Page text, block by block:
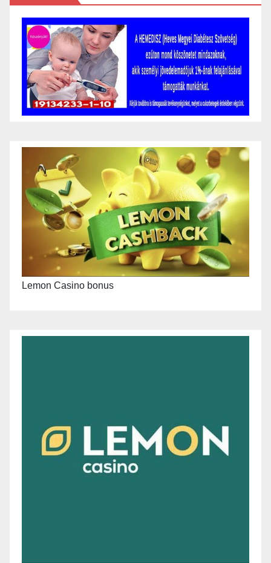
Lemon Casino bonus